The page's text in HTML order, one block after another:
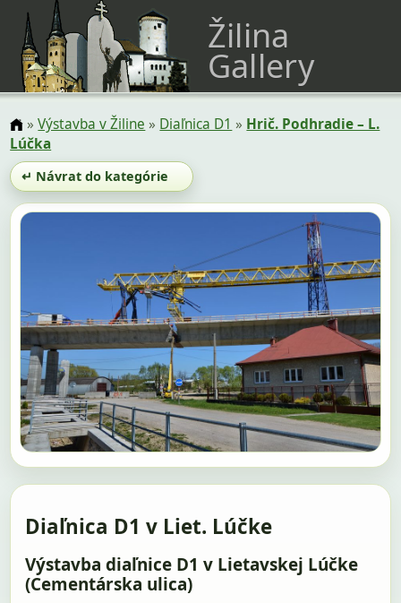
Žilina
Gallery
»Výstavba v Žiline » Diaľnica D1 » Hrič. Podhradie – L.
Lúčka
↵ Návrat do kategórie
Diaľnica D1 v Liet. Lúčke
Výstavba diaľnice D1 v Lietavskej Lúčke
(Cementárska ulica)